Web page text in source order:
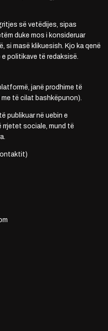
së vetëdijes, sipas
duke mos i konsideruar
si masë klikuesish. Kjo ka qenë
politikave të redaksisë.
janë prodhime të
të cilat bashkëpunon).
publikuar në uebin e
rrjetet sociale, mund të